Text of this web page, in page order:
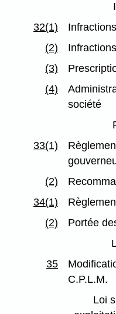
32(1)
Infractions
(2)
(3)
(4)
société
33(1)
(2)
34(1)
(2)
Portée
35
C.P.L.M.
Loi